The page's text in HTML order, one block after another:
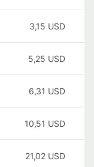
3,15 USD
5,25 USD
6,31 USD
10,51 USD
21,02 USD